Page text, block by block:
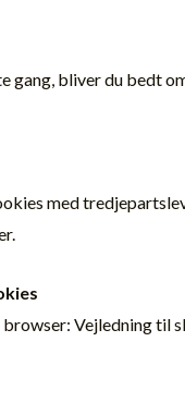
gang, bliver du bedt
med
Vejledning